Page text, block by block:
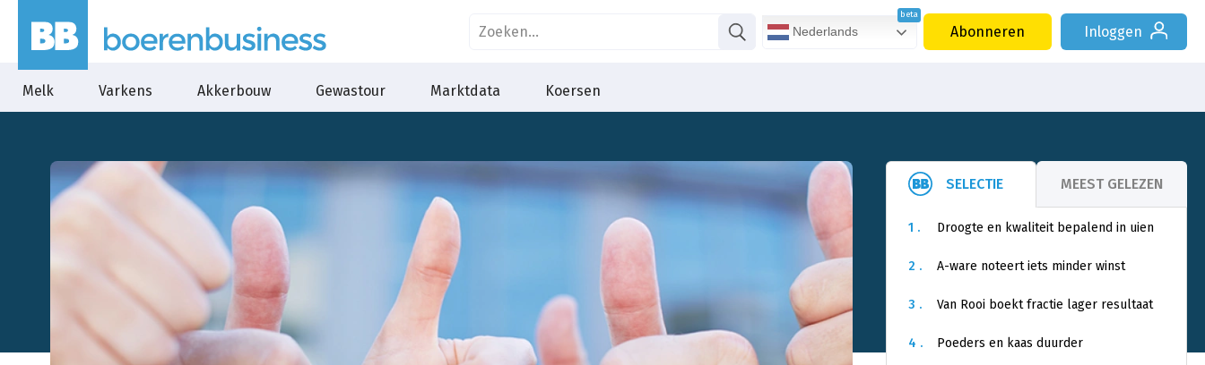
Nederlands Abonneren Inloggen
Melk Varkens Akkerbouw Gewastour Marktdata Koersen
SELECTIE MEEST GELEZEN
1 . Droogte en kwaliteit bepalend in uien
2 . A-ware noteert iets minder winst
3 . Van Rooi boekt fractie lager resultaat
4 . Poeders en kaas duurder